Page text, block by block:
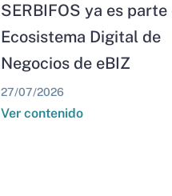
SERBIFOS ya es parte
Ecosistema Digital de
Negocios de eBIZ
27/07/2026
Ver contenido